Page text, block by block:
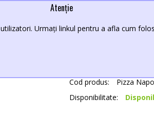
Atenție
Urmați linkul pentru a afla cum
Pizza Napoli 370gr
29,00 Lei
Cod produs:
Pizza
Disponibilitate: